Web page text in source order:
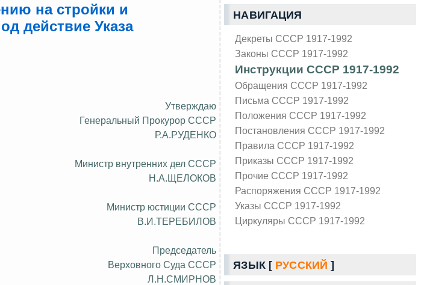
НАВИГАЦИЯ
Декреты СССР 1917-1992
Законы СССР 1917-1992
Инструкции СССР 1917-1992
Обращения СССР 1917-1992
Письма СССР 1917-1992
Положения СССР 1917-1992
Постановления СССР 1917-1992
Правила СССР 1917-1992
Приказы СССР 1917-1992
Прочие СССР 1917-1992
Распоряжения СССР 1917-1992
Указы СССР 1917-1992
Циркуляры СССР 1917-1992
ЯЗЫК [ РУССКИЙ ]
на стройки и
действие Указа
Утверждаю
Генеральный Прокурор СССР
Р.А.РУДЕНКО
Министр внутренних дел СССР
Н.А.ЩЕЛОКОВ
Министр юстиции СССР
В.И.ТЕРЕБИЛОВ
Председатель
Верховного Суда СССР
Л.Н.СМИРНОВ